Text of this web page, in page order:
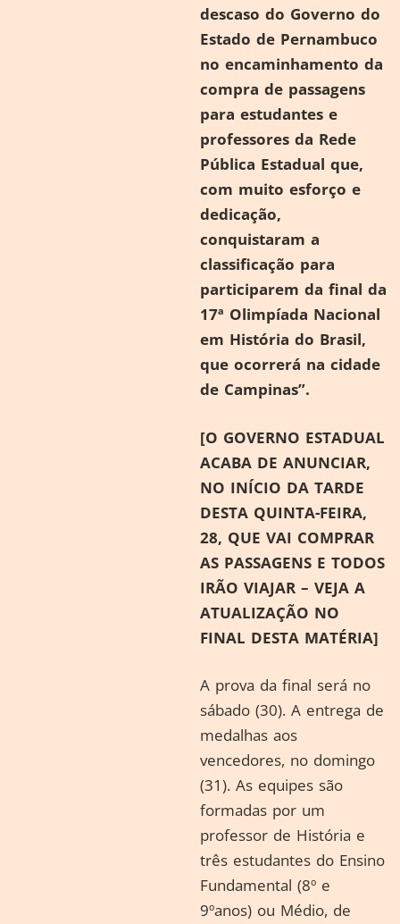
descaso do Governo do
Estado de Pernambuco
no encaminhamento da
compra de passagens
para estudantes e
professores da Rede
Pública Estadual que,
com muito esforço e
dedicação,
conquistaram a
classificação para
participarem da final da
17ª Olimpíada Nacional
em História do Brasil,
que ocorrerá na cidade
de Campinas”.
[O GOVERNO ESTADUAL
ACABA DE ANUNCIAR,
NO INÍCIO DA TARDE
DESTA QUINTA-FEIRA,
28, QUE VAI COMPRAR
AS PASSAGENS E TODOS
IRÃO VIAJAR – VEJA A
ATUALIZAÇÃO NO
FINAL DESTA MATÉRIA]
A prova da final será no
sábado (30). A entrega de
medalhas aos
vencedores, no domingo
(31). As equipes são
formadas por um
professor de História e
três estudantes do Ensino
Fundamental (8º e
9ºanos) ou Médio, de